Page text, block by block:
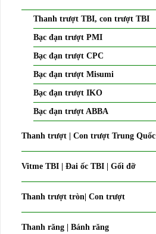
Thanh trượt TBI, con trượt TBI
Bạc đạn trượt PMI
Bạc đạn trượt CPC
Bạc đạn trượt Misumi
Bạc đạn trượt IKO
Bạc đạn trượt ABBA
Thanh trượt | Con trượt Trung Quốc
Vitme TBI | Đai ốc TBI | Gối đỡ
Thanh trượt tròn| Con trượt
Thanh răng | Bánh răng